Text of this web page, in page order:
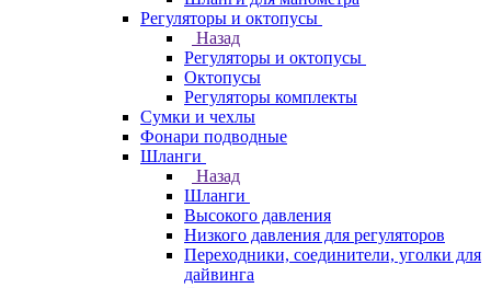
Регуляторы и октопусы
Назад
Регуляторы и октопусы
Октопусы
Регуляторы комплекты
Сумки и чехлы
Фонари подводные
Шланги
Назад
Шланги
Высокого давления
Низкого давления для регуляторов
Переходники, соединители, уголки для
дайвинга